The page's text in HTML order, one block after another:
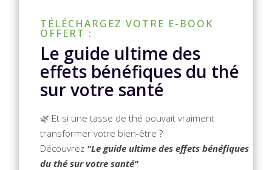
TÉLÉCHARGEZ VOTRE E-BOOK
OFFERT :
Le guide ultime des
effets bénéfiques du thé
sur votre santé
🌿 Et si une tasse de thé pouvait vraiment
transformer votre bien-être ?
Découvrez "Le guide ultime des effets bénéfiques
du thé sur votre santé"